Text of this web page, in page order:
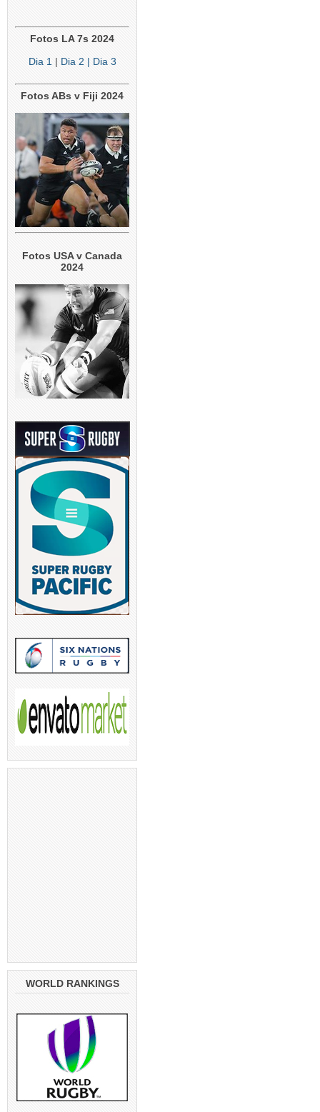
Fotos LA 7s 2024
Dia 1 | Dia 2 | Dia 3
Fotos ABs v Fiji 2024
Fotos USA v Canada
2024
WORLD RANKINGS